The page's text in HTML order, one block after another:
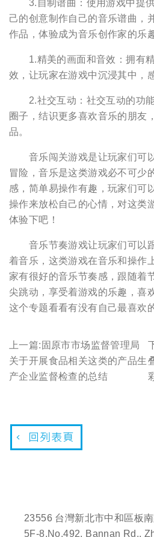
3.自制谱曲：使用游戏中提供
己的创意制作自己的音乐谱曲，
作品，体验成为音乐创作家的乐趣
1.精美的画面和音效：拥有精
效，让玩家在游戏中沉浸其中，
2.社交互动：社交互动的功能
圈子，结识更多喜欢音乐的朋友
品。
音乐闯关游戏是让玩家们可
冒险，音乐是这类游戏必不可少
感，简单易操作有趣，玩家们可
操作来放松自己的心情，对这类
体验下吧！
音乐节奏游戏让玩家们可以
着音乐，这类游戏在音乐和操作
家有很好的音乐节奏感，跟随着
尖跳动，享受着游戏的乐趣，喜
这个专题看看有没有自己最喜欢
上一篇: 固原市市场监督管理局
关于开展食品相关这类的产品生
产企业监督检查的总结
23556 台灣新北市中和區板
5F-8,No.492, Bannan Rd.,